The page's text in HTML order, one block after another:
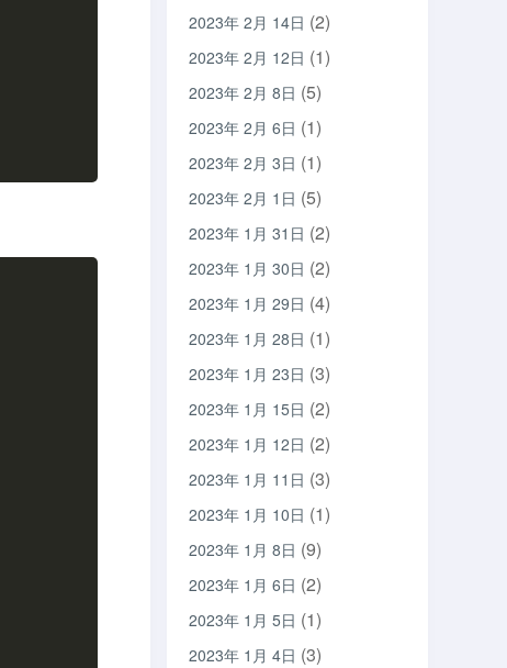
2023年 2月 14日 (2)
2023年 2月 12日 (1)
2023年 2月 8日 (5)
2023年 2月 6日 (1)
2023年 2月 3日 (1)
2023年 2月 1日 (5)
2023年 1月 31日 (2)
2023年 1月 30日 (2)
2023年 1月 29日 (4)
2023年 1月 28日 (1)
2023年 1月 23日 (3)
2023年 1月 15日 (2)
2023年 1月 12日 (2)
2023年 1月 11日 (3)
2023年 1月 10日 (1)
2023年 1月 8日 (9)
2023年 1月 6日 (2)
2023年 1月 5日 (1)
2023年 1月 4日 (3)